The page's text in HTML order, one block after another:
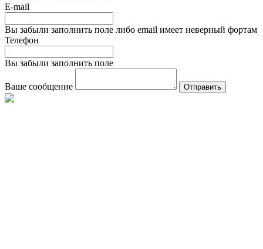
E-mail
Вы забыли заполнить поле либо email имеет неверный фортам
Телефон
Вы забыли заполнить поле
Ваше сообщение Отправить